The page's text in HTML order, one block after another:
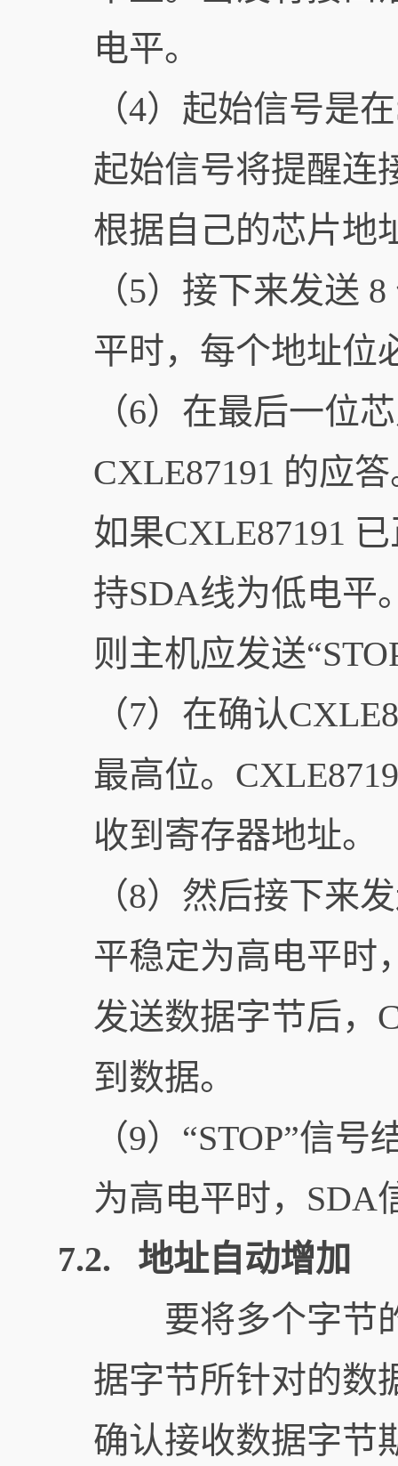
电平。
（4）起始信号是
起始信号将提醒连
根据自己的芯片地
（5）接下来发送
平时，每个地址位
（6）在最后一位
CXLE87191 的应
如果CXLE87191
持SDA线为低电平
则主机应发送
（7）在确认
最高位。
收到寄存器地址。
（8）然后接下来
平稳定为高电平时
发送数据字节后，
到数据。
（9）“STOP”信
为高电平时，SDA
7.2. 地址自动增加
要将多个字节的
据字节所针对的数
确认接收数据字节